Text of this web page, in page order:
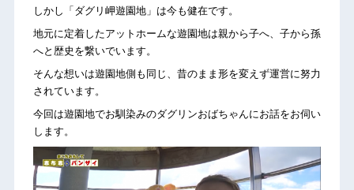
しかし「ダグリ岬遊園地」は今も健在です。
地元に定着したアットホームな遊園地は親から子へ、子から孫
へと歴史を繋いでいます。
そんな想いは遊園地側も同じ、昔のまま形を変えず運営に努力
されています。
今回は遊園地でお馴染みのダグリンおばちゃんにお話をお伺い
します。